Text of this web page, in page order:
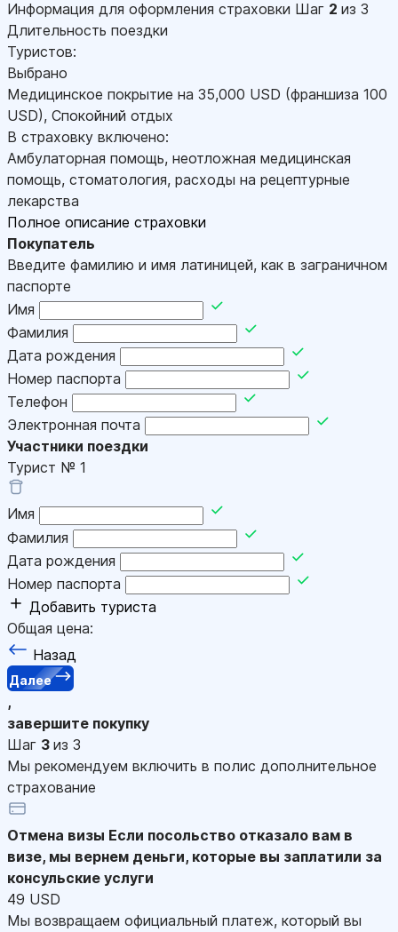
Информация для оформления страховки Шаг 2 из 3
Длительность поездки
Туристов:
Выбрано
Медицинское покрытие на 35,000 USD (франшиза 100
USD), Спокойний отдых
В страховку включено:
Амбулаторная помощь, неотложная медицинская
помощь, стоматология, расходы на рецептурные
лекарства
Полное описание страховки
Покупатель
Введите фамилию и имя латиницей, как в заграничном
паспорте
Имя
Фамилия
Дата рождения
Номер паспорта
Телефон
Электронная почта
Участники поездки
Турист № 1
Имя
Фамилия
Дата рождения
Номер паспорта
Добавить туриста
Общая цена:
Назад
Далее
,
завершите покупку
Шаг 3 из 3
Мы рекомендуем включить в полис дополнительное
страхование
Отмена визы Если посольство отказало вам в
визе, мы вернем деньги, которые вы заплатили за
консульские услуги
49 USD
Мы возвращаем официальный платеж, который вы